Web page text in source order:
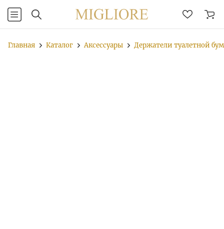
Главная Каталог Аксессуары Держатели туалетной